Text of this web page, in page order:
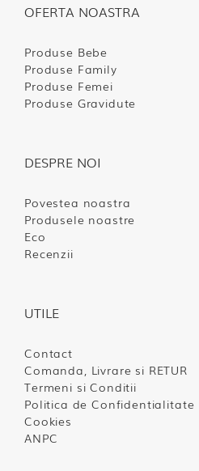
OFERTA NOASTRA
Produse Bebe
Produse Family
Produse Femei
Produse Gravidute
DESPRE NOI
Povestea noastra
Produsele noastre
Eco
Recenzii
UTILE
Contact
Comanda, Livrare si RETUR
Termeni si Conditii
Politica de Confidentialitate
Cookies
ANPC